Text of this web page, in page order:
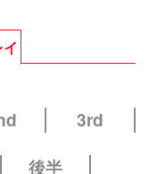
3rd
後半